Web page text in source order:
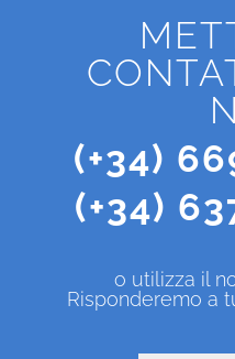
(+34)
(+34)
o utilizza il
Risponderemo a